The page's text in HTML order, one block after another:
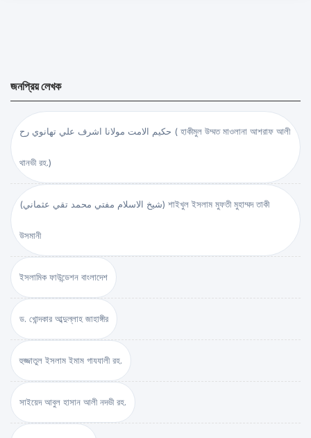
জনপ্রিয় লেখক
حكيم الامت مولانا اشرف علي تهانوي رح ( হাকীমুল উম্মত মাওলানা আশরাফ আলী
থানভী রহ.)
(شيخ الاسلام مفتي محمد تقي عثماني) শাইখুল ইসলাম মুফতী মুহাম্মদ তাকী
উসমানী
ইসলামিক ফাউন্ডেশন বাংলাদেশ
ড. খোন্দকার আব্দুল্লাহ জাহাঙ্গীর
হুজ্জাতুল ইসলাম ইমাম গাযযালী রহ.
সাইয়েদ আবুল হাসান আলী নদভী রহ.